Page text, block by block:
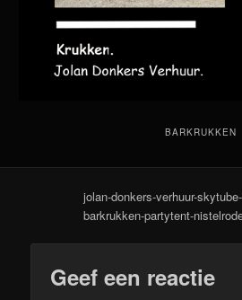
BARKRUKKEN
jolan-donkers-verhuur-
barkrukken-partytent-
Geef een reactie